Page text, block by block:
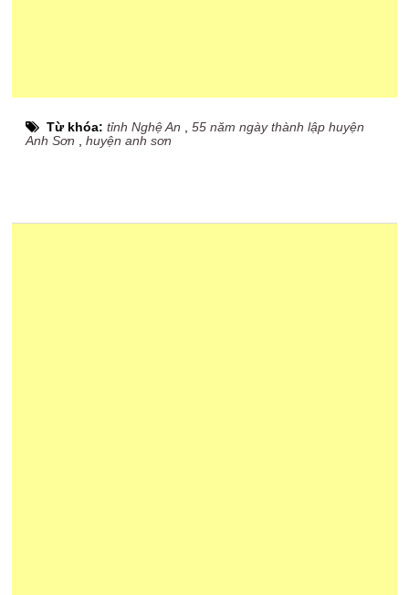
Từ khóa:tỉnh Nghệ An ,55 năm ngày thành lập huyện
Anh Sơn ,huyện anh sơn